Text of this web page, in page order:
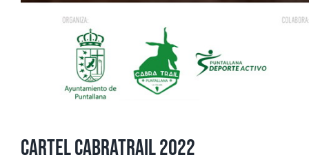
Cartel CabraTrail 2022